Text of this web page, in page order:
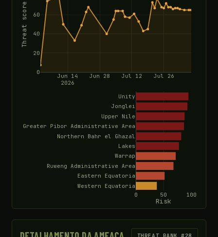
Jun 14
2026
Jun 28 Jul 12 Jul 26
0
20
40
60
Threat score
0 50 100
Western Equatoria
Eastern Equatoria
Ruweng Administrative Area
Warrap
Lakes
Northern Bahr el Ghazal
Greater Pibor Administrative Area
Upper Nile
Jonglei
Unity
Risk